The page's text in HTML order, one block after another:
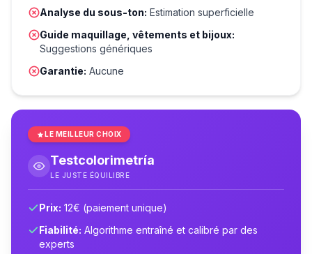
Analyse du sous-ton: Estimation superficielle
Guide maquillage, vêtements et bijoux:
Suggestions génériques
Garantie: Aucune
LE MEILLEUR CHOIX
Testcolorimetría
LE JUSTE ÉQUILIBRE
Prix: 12€ (paiement unique)
Fiabilité: Algorithme entraîné et calibré par des
experts